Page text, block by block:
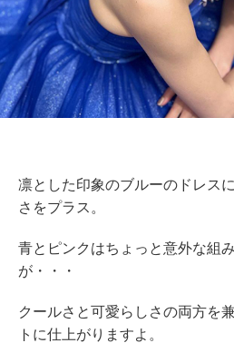
凛とした印象のブルーのドレス
さをプラス。
青とピンクはちょっと意外な組
が・・・
クールさと可愛らしさの両方を
トに仕上がりますよ。